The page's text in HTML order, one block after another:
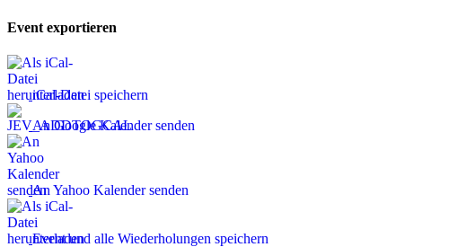
Event exportieren
iCal-Datei speichern
An Google Kalender senden
An Yahoo Kalender senden
Event und alle Wiederholungen speichern